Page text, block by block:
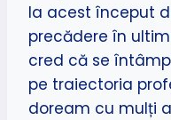
la acest început
precădere în
cred că se
pe traiectoria
doream cu mulți